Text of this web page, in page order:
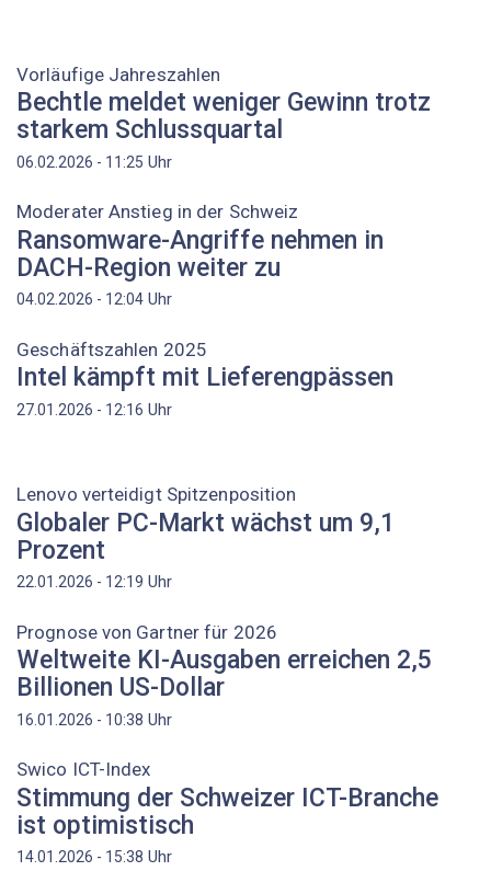
Vorläufige Jahreszahlen
Bechtle meldet weniger Gewinn trotz
starkem Schlussquartal
06.02.2026 - 11:25 Uhr
Moderater Anstieg in der Schweiz
Ransomware-Angriffe nehmen in
DACH-Region weiter zu
04.02.2026 - 12:04 Uhr
Geschäftszahlen 2025
Intel kämpft mit Lieferengpässen
27.01.2026 - 12:16 Uhr
Lenovo verteidigt Spitzenposition
Globaler PC-Markt wächst um 9,1
Prozent
22.01.2026 - 12:19 Uhr
Prognose von Gartner für 2026
Weltweite KI-Ausgaben erreichen 2,5
Billionen US-Dollar
16.01.2026 - 10:38 Uhr
Swico ICT-Index
Stimmung der Schweizer ICT-Branche
ist optimistisch
14.01.2026 - 15:38 Uhr